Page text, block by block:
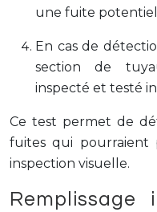
une fuite
En cas de
section de
inspecté et testé
Ce test permet de
fuites qui pourraient
inspection visuelle.